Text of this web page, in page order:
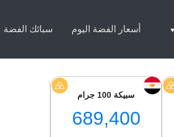
أسعار الفضة اليوم سبائك الفضة
سبيكة 100 جرام
689,400